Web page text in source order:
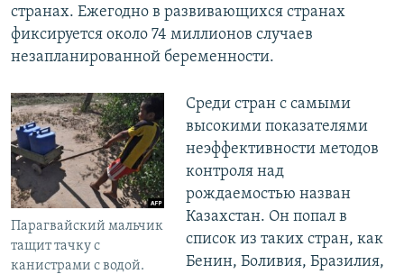
странах. Ежегодно в развивающихся странах
фиксируется около 74 миллионов случаев
незапланированной беременности.
Парагвайский мальчик
тащит тачку с
канистрами с водой.
Среди стран с самыми
высокими показателями
неэффективности методов
контроля над
рождаемостью назван
Казахстан. Он попал в
список из таких стран, как
Бенин, Боливия, Бразилия,